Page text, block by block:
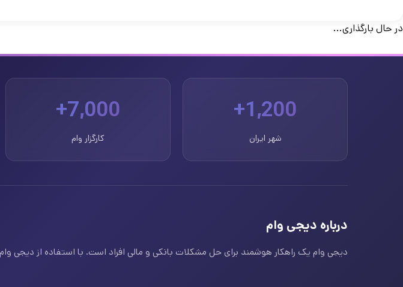
در حال بارگذاری...
1,200+
شهر ایران
7,000+
کارگزار وام
درباره دیجی وام
دیجی وام یک راهکار هوشمند برای حل مشکلات بانکی و مالی افراد است. با استفاده از دیجی